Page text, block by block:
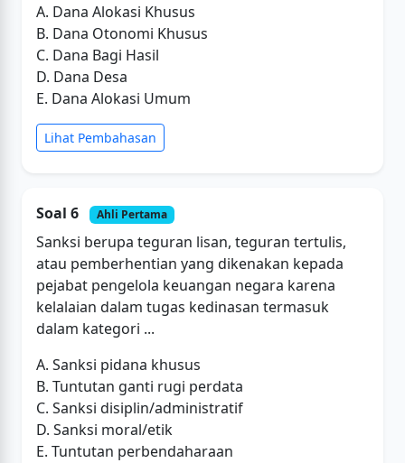
A. Dana Alokasi Khusus
B. Dana Otonomi Khusus
C. Dana Bagi Hasil
D. Dana Desa
E. Dana Alokasi Umum
Lihat Pembahasan
Soal 6 Ahli Pertama
Sanksi berupa teguran lisan, teguran tertulis,
atau pemberhentian yang dikenakan kepada
pejabat pengelola keuangan negara karena
kelalaian dalam tugas kedinasan termasuk
dalam kategori ...
A. Sanksi pidana khusus
B. Tuntutan ganti rugi perdata
C. Sanksi disiplin/administratif
D. Sanksi moral/etik
E. Tuntutan perbendaharaan